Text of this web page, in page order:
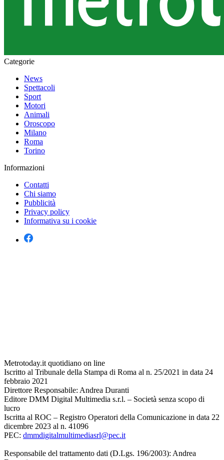
Categorie
News
Spettacoli
Sport
Motori
Animali
Oroscopo
Milano
Roma
Torino
Informazioni
Contatti
Chi siamo
Pubblicità
Privacy policy
Informativa su i cookie
Metrotoday.it quotidiano on line
Iscritto al Tribunale della Stampa di Roma al n. 25/2021 in data 24
febbraio 2021
Direttore Responsabile: Andrea Duranti
Editore DMM Digital Multimedia s.r.l. – Società senza scopo di
lucro
Iscritta al ROC – Registro Operatori della Comunicazione in data 22
dicembre 2023 al n. 41096
PEC: dmmdigitalmultimediasrl@pec.it
Responsabile del trattamento dati (D.Lgs. 196/2003): Andrea